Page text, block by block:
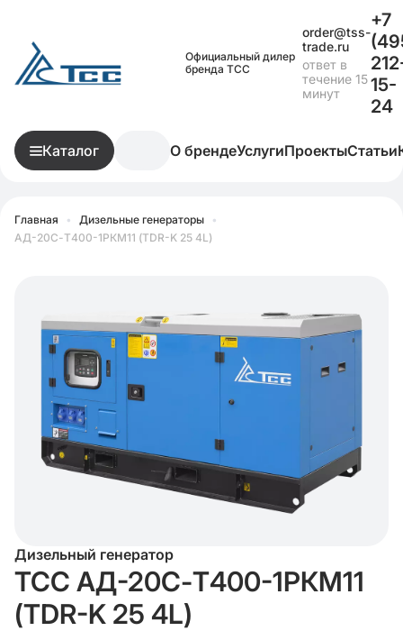
Официальный дилер
бренда ТСС
order@tss-
trade.ru
ответ в
течение 15
минут
+7
15-
24
Каталог О брендеУслугиПроектыСтатьи
Главная • Дизельные генераторы
•
АД-20С-Т400-1РКМ11 (TDR-K 25 4L)
Дизельный генератор
ТСС АД-20С-Т400-1РКМ11
(TDR-K 25 4L)